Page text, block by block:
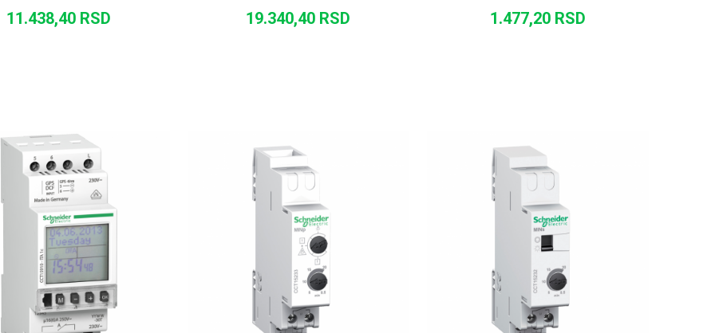
11.438,40 RSD 19.340,40 RSD 1.477,20 RSD
UPOREDI UPOREDI UPOREDI